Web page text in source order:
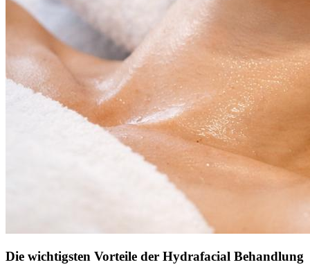
Die wichtigsten Vorteile der Hydrafacial Behandlung